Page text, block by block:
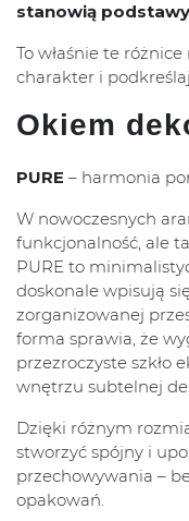
stanowią
To właśnie te
charakter i
Okiem
PURE – harmonia
W nowoczesnych
funkcjonalność, ale
PURE to
doskonale wpisują
zorganizowanej
forma sprawia, że
przezroczyste szkło
wnętrzu subtelnej
Dzięki różnym
stworzyć spójny i
przechowywania –
opakowań.